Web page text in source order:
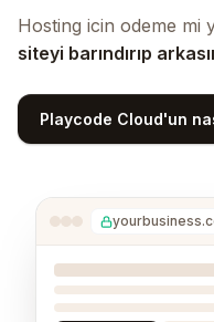
Hosting icin odeme mi
siteyi barındırıp
Playcode Cloud'un